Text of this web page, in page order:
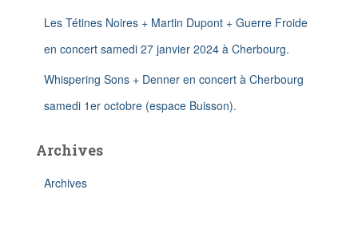
Les Tétines Noires + Martin Dupont + Guerre Froide
en concert samedi 27 janvier 2024 à Cherbourg.
Whispering Sons + Denner en concert à Cherbourg
samedi 1er octobre (espace Buisson).
Archives
Archives